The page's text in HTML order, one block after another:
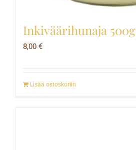
Inkiväärihunaja 500g
8,00 €
Lisää ostoskoriin